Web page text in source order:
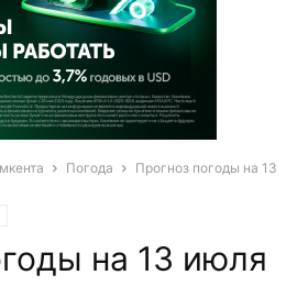
Погода
Прогноз погоды на 13
на 13 июля